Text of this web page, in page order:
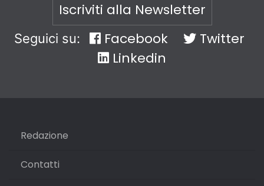
Iscriviti alla Newsletter
Seguici su: Facebook
Twitter
Linkedin
Redazione
Contatti